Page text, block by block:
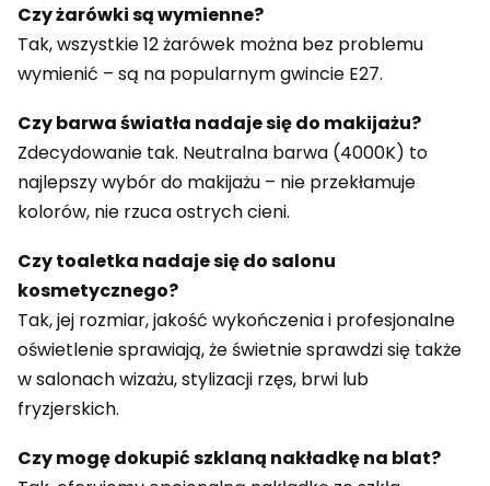
Czy żarówki są wymienne?
Tak, wszystkie 12 żarówek można bez problemu
wymienić – są na popularnym gwincie E27.
Czy barwa światła nadaje się do makijażu?
Zdecydowanie tak. Neutralna barwa (4000K) to
najlepszy wybór do makijażu – nie przekłamuje
kolorów, nie rzuca ostrych cieni.
Czy toaletka nadaje się do salonu
kosmetycznego?
Tak, jej rozmiar, jakość wykończenia i profesjonalne
oświetlenie sprawiają, że świetnie sprawdzi się także
w salonach wizażu, stylizacji rzęs, brwi lub
fryzjerskich.
Czy mogę dokupić szklaną nakładkę na blat?